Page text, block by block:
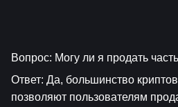
Вопрос: Могу ли я продать
Ответ: Да, большинство
позволяют пользователям